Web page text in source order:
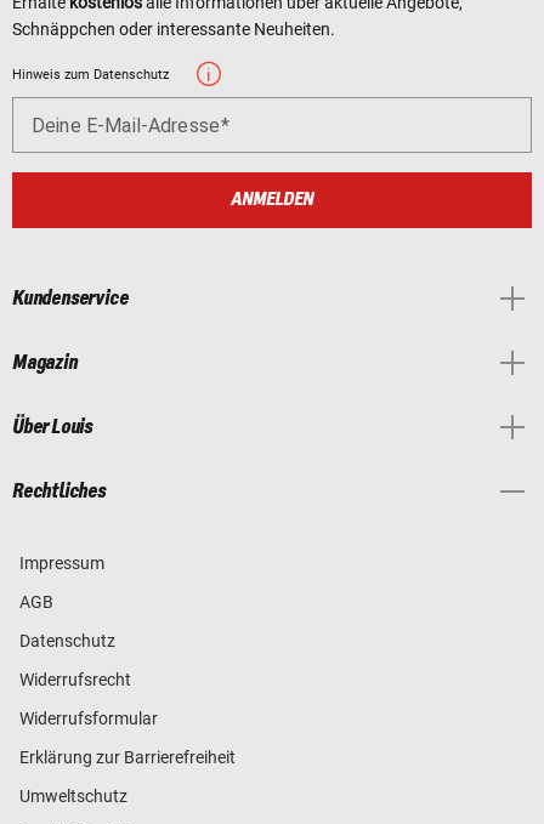
Schnäppchen oder interessante Neuheiten.
Hinweis zum Datenschutz
Deine E-Mail-Adresse
ANMELDEN
Kundenservice
Magazin
Über Louis
Rechtliches
Impressum
AGB
Datenschutz
Widerrufsrecht
Widerrufsformular
Erklärung zur Barrierefreiheit
Umweltschutz